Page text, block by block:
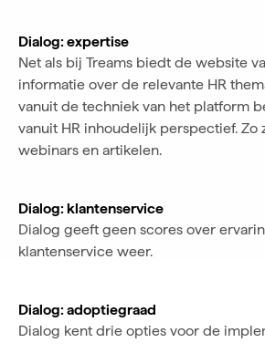
Dialog: expertise
Net als bij Treams biedt de website
informatie over de relevante HR
vanuit de techniek van het platform
vanuit HR inhoudelijk perspectief. Zo
webinars en artikelen.
Dialog: klantenservice
Dialog geeft geen scores over
klantenservice weer.
Dialog: adoptiegraad
Dialog kent drie opties voor de